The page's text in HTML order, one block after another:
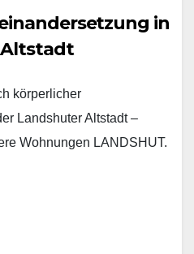
in
körperlicher
Landshuter Altstadt –
Wohnungen LANDSHUT.